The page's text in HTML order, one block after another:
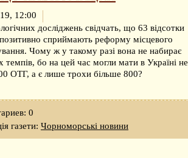
12:00
досліджень свідчать, що 63 відсотки
сприймають реформу місцевого
Чому ж у такому разі вона не набирає
темпів, бо на цей час могли мати в Україні не
ОТГ, а є лише трохи більше 800?
0
газети: Чорноморські новини